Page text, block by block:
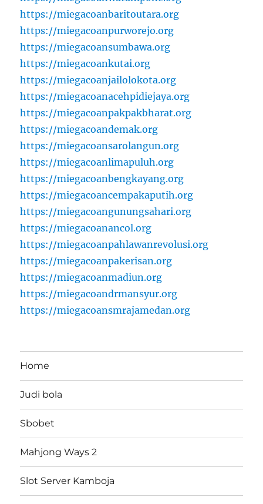
https://miegacoanbaritoutara.org
https://miegacoanpurworejo.org
https://miegacoansumbawa.org
https://miegacoankutai.org
https://miegacoanjailolokota.org
https://miegacoanacehpidiejaya.org
https://miegacoanpakpakbharat.org
https://miegacoandemak.org
https://miegacoansarolangun.org
https://miegacoanlimapuluh.org
https://miegacoanbengkayang.org
https://miegacoancempakaputih.org
https://miegacoangunungsahari.org
https://miegacoanancol.org
https://miegacoanpahlawanrevolusi.org
https://miegacoanpakerisan.org
https://miegacoanmadiun.org
https://miegacoandrmansyur.org
https://miegacoansmrajamedan.org
Home
Judi bola
Sbobet
Mahjong Ways 2
Slot Server Kamboja